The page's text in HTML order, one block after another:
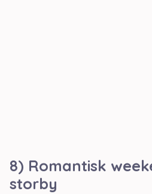
8) Romantisk
storby